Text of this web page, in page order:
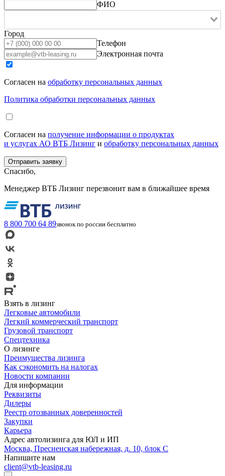
ФИО
Город
Телефон
Электронная почта
Согласен на обработку персональных данных
Политика обработки персональных данных
Согласен на получение информации о продуктах
и услугах АО ВТБ Лизинг и обработку персональных данных
Спасибо,
Менеджер ВТБ Лизинг перезвонит вам в ближайшее время
8 800 700 64 89звонок по россии бесплатно
Взять в лизинг
Легковые автомобили
Легкий коммерческий транспорт
Грузовой транспорт
Спецтехника
О лизинге
Преимущества лизинга
Как сэкономить на налогах
Новости компании
Для информации
Реквизиты
Дилеры
Реестр отозванных доверенностей
Закупки
Карьера
Адрес автолизинга для ЮЛ и ИП
Москва, Пресненская набережная, д. 10, блок С
Напишите нам
client@vtb-leasing.ru